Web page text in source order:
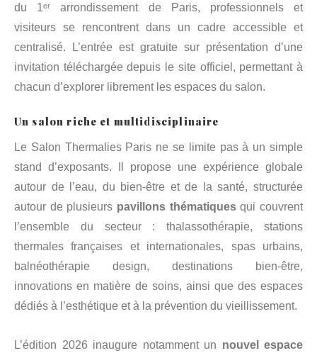
du 1ᵉʳ arrondissement de Paris, professionnels et
visiteurs se rencontrent dans un cadre accessible et
centralisé. L’entrée est gratuite sur présentation d’une
invitation téléchargée depuis le site officiel, permettant à
chacun d’explorer librement les espaces du salon.
Un salon riche et multidisciplinaire
Le Salon Thermalies Paris ne se limite pas à un simple
stand d’exposants. Il propose une expérience globale
autour de l’eau, du bien-être et de la santé, structurée
autour de plusieurs pavillons thématiquesqui couvrent
l’ensemble du secteur : thalassothérapie, stations
thermales françaises et internationales, spas urbains,
balnéothérapie design, destinations bien-être,
innovations en matière de soins, ainsi que des espaces
dédiés à l’esthétique et à la prévention du vieillissement.
L’édition 2026 inaugure notamment un nouvel espace